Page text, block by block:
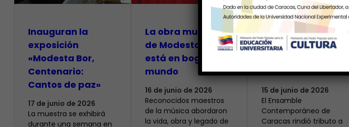
Inauguran la
exposición
«Modesta Bor,
Centenario:
Cantos de paz»
17 de junio de 2026
La muestra se exhibirá
durante una semana en
La obra musical
de Modesta Bor
está en boga en el
mundo
16 de junio de 2026
Reconocidos maestros
de la música abordaron
la vida, obra y legado de
Modesta: un
centenario que
memoria histórica
15 de junio de 2026
El Ensamble
Contemporáneo de
Caracas rindió tributo a